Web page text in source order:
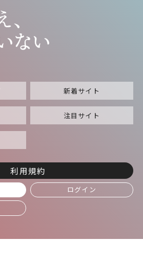
新着サイト
注目サイト
利用規約
ログイン